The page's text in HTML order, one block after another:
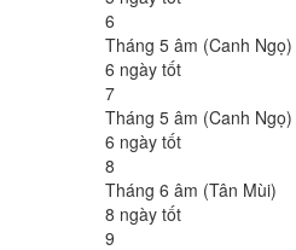
6
Tháng 5 âm (Canh Ngọ)
6 ngày tốt
7
Tháng 5 âm (Canh Ngọ)
6 ngày tốt
8
Tháng 6 âm (Tân Mùi)
8 ngày tốt
9